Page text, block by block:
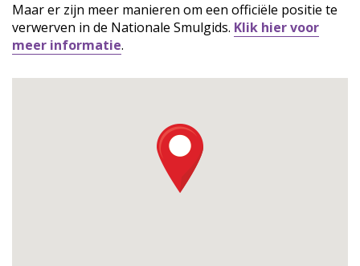
Maar er zijn meer manieren om een officiële positie te
verwerven in de Nationale Smulgids. Klik hier voor
meer informatie.